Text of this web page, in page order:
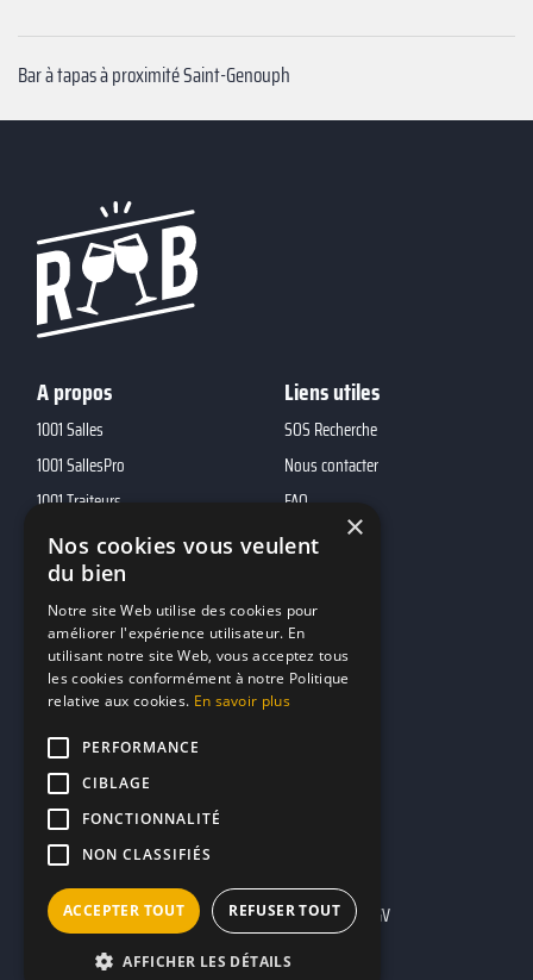
Bar à tapas à proximité Saint-Genouph
A propos
1001 Salles
1001 SallesPro
1001 Traiteurs
1001 DJ
10h01
MP2
Liens utiles
SOS Recherche
Nous contacter
FAQ
Contacts
marketing@reserverunbar.fr
11 rue Maurice Grandcoing
94200 Ivry-sur-Seine
Mentions légales CGU CGV
×
Nos cookies vous veulent
du bien
Notre site Web utilise des cookies pour
améliorer l'expérience utilisateur. En
utilisant notre site Web, vous acceptez tous
les cookies conformément à notre Politique
relative aux cookies. En savoir plus
PERFORMANCE
CIBLAGE
FONCTIONNALITÉ
NON CLASSIFIÉS
ACCEPTER TOUT REFUSER TOUT
AFFICHER LES DÉTAILS